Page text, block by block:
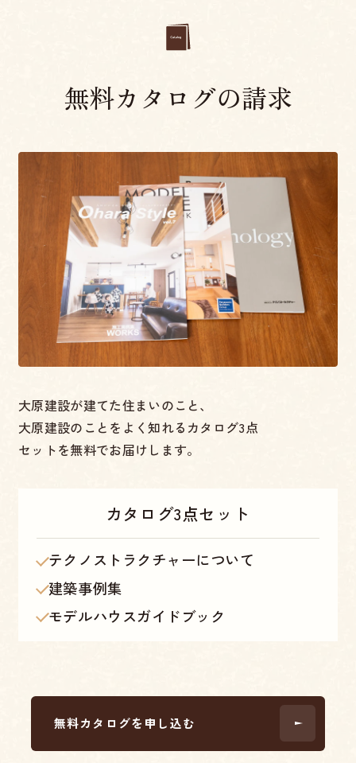
無料カタログの請求
大原建設が建てた住まいのこと、
大原建設のことをよく知れるカタログ3点
セットを無料でお届けします。
カタログ3点セット
テクノストラクチャーについて
建築事例集
モデルハウスガイドブック
無料カタログを申し込む